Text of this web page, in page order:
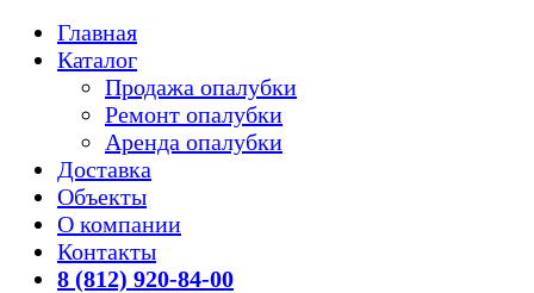
Главная
Каталог
Продажа опалубки
Ремонт опалубки
Аренда опалубки
Доставка
Объекты
О компании
Контакты
8 (812) 920-84-00